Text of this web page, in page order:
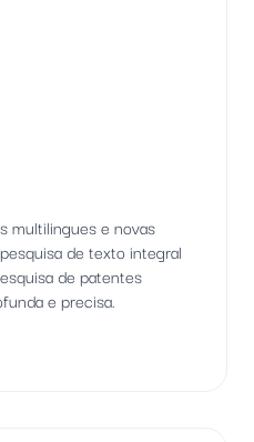
multilingues e novas
de texto integral
de patentes
e precisa.